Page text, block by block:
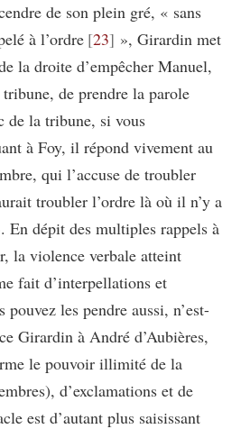
de son plein gré, « sans
à l’ordre 23 », Girardin met
la droite d’empêcher Manuel,
de prendre la parole
de la tribune, si vous
à Foy, il répond vivement au
qui l’accuse de troubler
troubler l’ordre là où il n’y a
En dépit des multiples rappels à
la violence verbale atteint
fait d’interpellations et
pouvez les pendre aussi, n’est-
Girardin à André d’Aubières,
le pouvoir illimité de la
d’exclamations et de
est d’autant plus saisissant